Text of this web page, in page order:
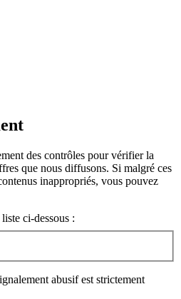
des contrôles pour vérifier la
que nous diffusons. Si malgré ces
inappropriés, vous pouvez
ci-dessous :
abusif est strictement